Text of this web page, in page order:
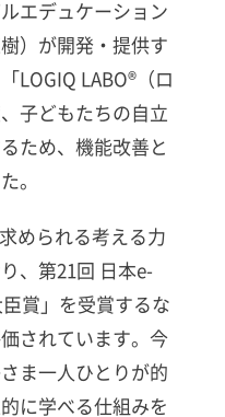
エデュケーション
）が開発・提供す
LOGIQ LABO®（ロ
子どもたちの自立
ため、機能改善と
。
められる考える力
、第21回 日本e-
賞」を受賞するな
されています。今
ま一人ひとりが的
に学べる仕組みを